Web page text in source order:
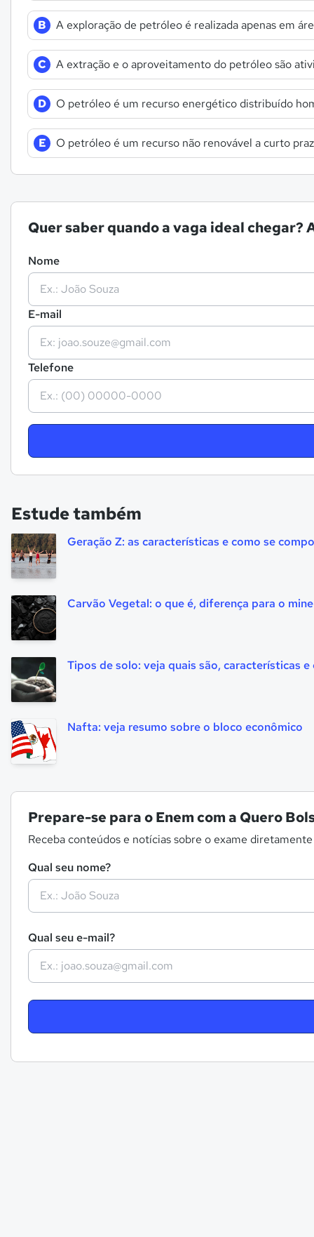
B A exploração de petróleo é realizada apenas em
C A extração e o aproveitamento do petróleo são
D O petróleo é um recurso energético distribuído
E O petróleo é um recurso não renovável a curto
Quer saber quando a vaga ideal chegar?
Nome
E-mail
Telefone
Estude também
Geração Z: as características e como se
Carvão Vegetal: o que é, diferença para o
Tipos de solo: veja quais são, características e
Nafta: veja resumo sobre o bloco econômico
Prepare-se para o Enem com a Quero
Receba conteúdos e notícias sobre o exame
Qual seu nome?
Qual seu e-mail?